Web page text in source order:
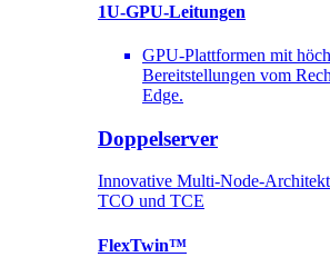
1U-GPU-Leitungen
GPU-Plattformen mit
Bereitstellungen vom
Edge.
Doppelserver
Innovative Multi-Node-
TCO und TCE
FlexTwin™